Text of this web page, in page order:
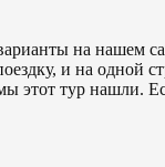
на нашем
и на
этот тур нашли.